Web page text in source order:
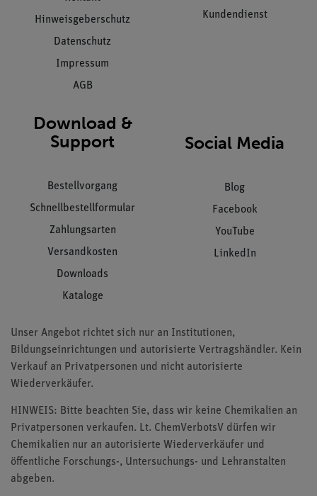
Hinweisgeberschutz
Datenschutz
Impressum
AGB
Kundendienst
Download &
Support
Bestellvorgang
Schnellbestellformular
Zahlungsarten
Versandkosten
Downloads
Kataloge
Social Media
Blog
Facebook
YouTube
LinkedIn
Unser Angebot richtet sich nur an Institutionen,
Bildungseinrichtungen und autorisierte Vertragshändler. Kein
Verkauf an Privatpersonen und nicht autorisierte
Wiederverkäufer.
HINWEIS: Bitte beachten Sie, dass wir keine Chemikalien an
Privatpersonen verkaufen. Lt. ChemVerbotsV dürfen wir
Chemikalien nur an autorisierte Wiederverkäufer und
öffentliche Forschungs-, Untersuchungs- und Lehranstalten
abgeben.